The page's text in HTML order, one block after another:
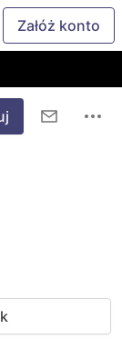
Załóż konto